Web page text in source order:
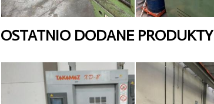
OSTATNIO DODANE PRODUKTY